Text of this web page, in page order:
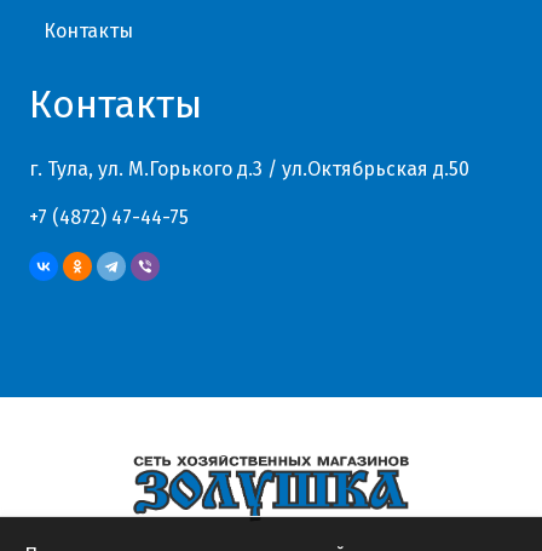
Контакты
Контакты
г. Тула, ул. М.Горького д.3 / ул.Октябрьская д.50
+7 (4872) 47-44-75